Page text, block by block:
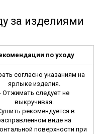
за изделиями
по уходу
согласно указаниям на
ярлыке изделия.
Отжимать следует не
выкручивая.
рекомендуется в
виде на
поверхности при